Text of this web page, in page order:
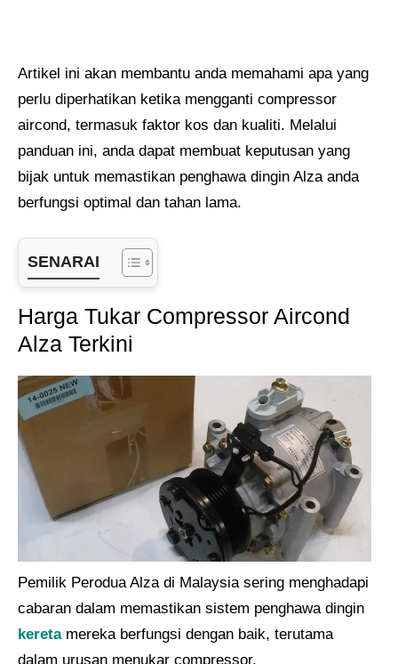
Artikel ini akan membantu anda memahami apa yang
perlu diperhatikan ketika mengganti compressor
aircond, termasuk faktor kos dan kualiti. Melalui
panduan ini, anda dapat membuat keputusan yang
bijak untuk memastikan penghawa dingin Alza anda
berfungsi optimal dan tahan lama.
SENARAI
Harga Tukar Compressor Aircond
Alza Terkini
Pemilik Perodua Alza di Malaysia sering menghadapi
cabaran dalam memastikan sistem penghawa dingin
keretamereka berfungsi dengan baik, terutama
dalam urusan menukar compressor.